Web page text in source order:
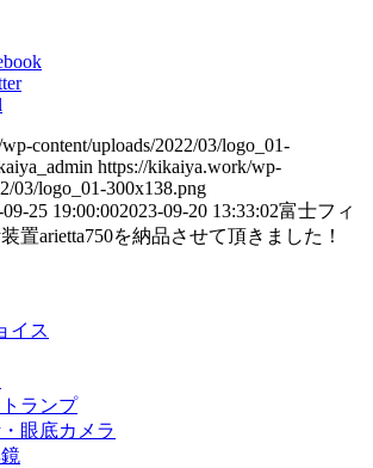
content/uploads/2022/03/logo_01-
https://kikaiya.work/wp-
03/logo_01-300x138.png
09-25 19:00:002023-09-20 13:33:02富士フィ
arietta750を納品させて頂きました！
イス
ランプ
眼底カメラ